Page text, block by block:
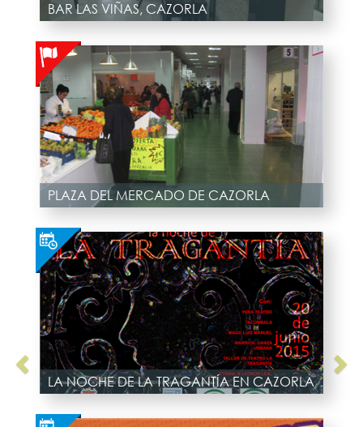
BAR LAS VIÑAS, CAZORLA
PLAZA DEL MERCADO DE CAZORLA
LA NOCHE DE LA TRAGANTÍA EN CAZORLA